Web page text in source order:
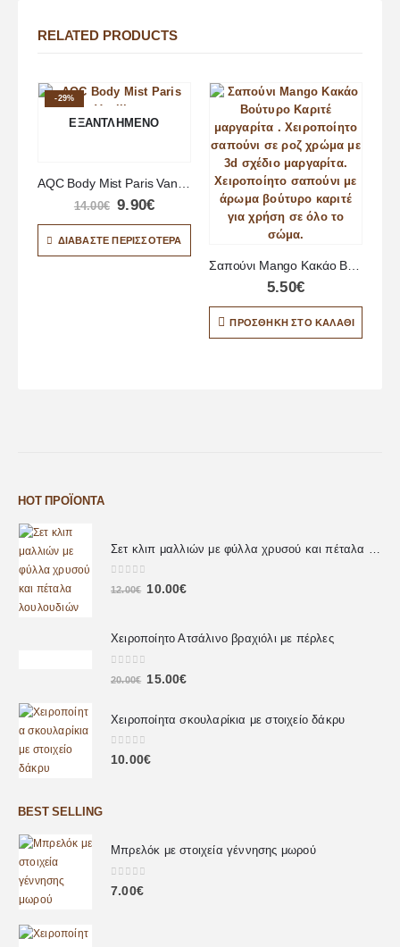
RELATED PRODUCTS
-29%
ΕΞΑΝΤΛΗΜΈΝΟ
AQC Body Mist Paris Vanilla
14.00€ 9.90€
ΔΙΑΒΆΣΤΕ ΠΕΡΙΣΣΌΤΕΡΑ
Σαπούνι Mango Kακάο Βούτυρο Καριτέ μαργαρίτα
5.50€
ΠΡΟΣΘΉΚΗ ΣΤΟ ΚΑΛΆΘΙ
HOT ΠΡΟΪΌΝΤΑ
0out of 5
12.00€ 10.00€
Χειροποίητο Ατσάλινο βραχιόλι με πέρλες
0out of 5
20.00€ 15.00€
Χειροποίητα σκουλαρίκια με στοιχείο δάκρυ
0out of 5
10.00€
BEST SELLING
Μπρελόκ με στοιχεία γέννησης μωρού
0out of 5
7.00€